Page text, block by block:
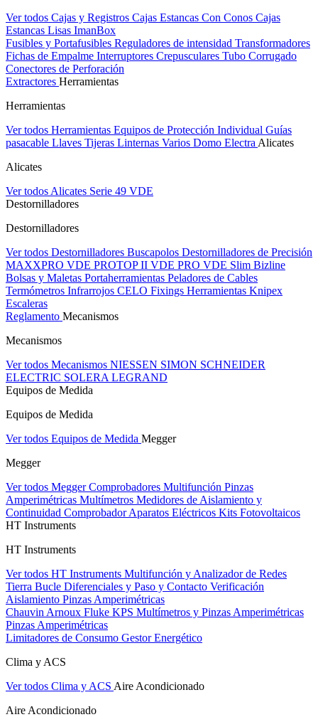
Ver todos Cajas y Registros Cajas Estancas Con Conos Cajas
Estancas Lisas ImanBox
Fusibles y Portafusibles Reguladores de intensidad Transformadores
Fichas de Empalme Interruptores Crepusculares Tubo Corrugado
Conectores de Perforación
Extractores Herramientas
Herramientas
Ver todos Herramientas Equipos de Protección Individual Guías
pasacable Llaves Tijeras Linternas Varios Domo Electra Alicates
Alicates
Ver todos Alicates Serie 49 VDE
Destornilladores
Destornilladores
Ver todos Destornilladores Buscapolos Destornilladores de Precisión
MAXXPRO VDE PROTOP II VDE PRO VDE Slim Bizline
Bolsas y Maletas Portaherramientas Peladores de Cables
Termómetros Infrarrojos CELO Fixings Herramientas Knipex
Escaleras
Reglamento Mecanismos
Mecanismos
Ver todos Mecanismos NIESSEN SIMON SCHNEIDER
ELECTRIC SOLERA LEGRAND
Equipos de Medida
Equipos de Medida
Ver todos Equipos de Medida Megger
Megger
Ver todos MeggerComprobadores Multifunción Pinzas
Amperimétricas Multímetros Medidores de Aislamiento y
Continuidad Comprobador Aparatos Eléctricos Kits Fotovoltaicos
HT Instruments
HT Instruments
Ver todos HT Instruments Multifunción y Analizador de Redes
Tierra Bucle Diferenciales y Paso y Contacto Verificación
Aislamiento Pinzas Amperimétricas
Chauvin Arnoux Fluke KPS Multímetros y Pinzas Amperimétricas
Pinzas Amperimétricas
Limitadores de Consumo Gestor Energético
Clima y ACS
Ver todos Clima y ACS Aire Acondicionado
Aire Acondicionado